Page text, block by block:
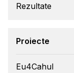
Rezultate
Proiecte
Eu4Cahul